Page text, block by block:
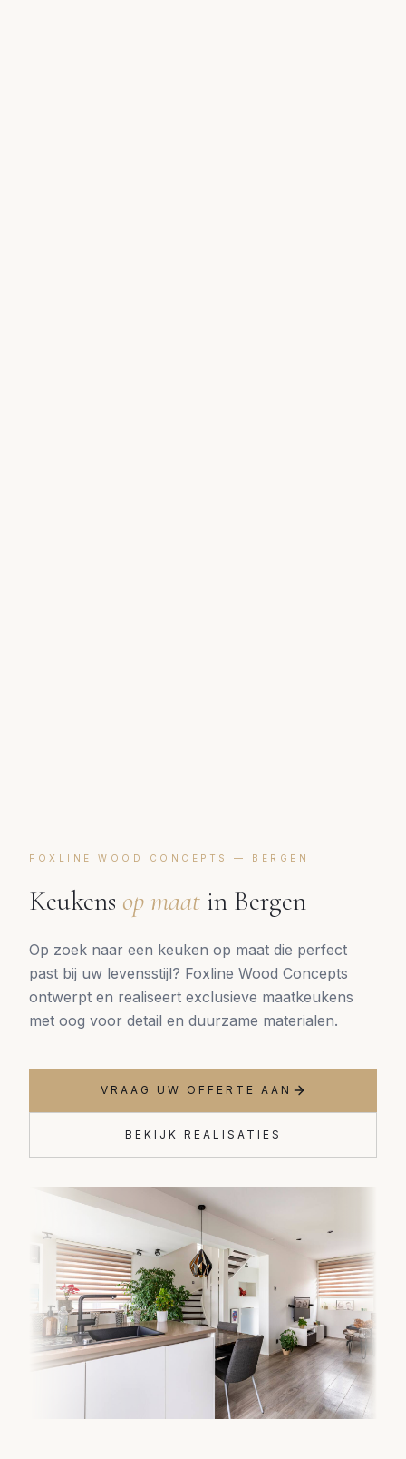
FOXLINE WOOD CONCEPTS — BERGEN
Keukens op maat in Bergen
Op zoek naar een keuken op maat die perfect
past bij uw levensstijl? Foxline Wood Concepts
ontwerpt en realiseert exclusieve maatkeukens
met oog voor detail en duurzame materialen.
VRAAG UW OFFERTE AAN
BEKIJK REALISATIES